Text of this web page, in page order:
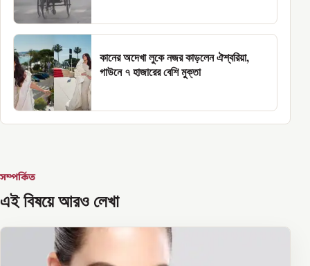
কানের অদেখা লুকে নজর কাড়লেন ঐশ্বরিয়া,
গাউনে ৭ হাজারের বেশি মুক্তা
সম্পর্কিত
এই বিষয়ে আরও লেখা